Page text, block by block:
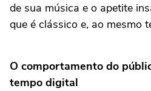
de sua música e o apetite
que é clássico e, ao mesmo
O comportamento do
tempo digital